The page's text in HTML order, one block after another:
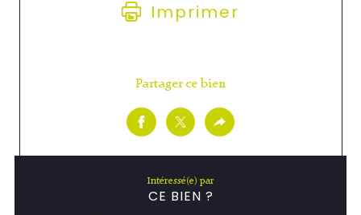
Imprimer
Partager ce bien
Intéressé(e) par
CE BIEN ?